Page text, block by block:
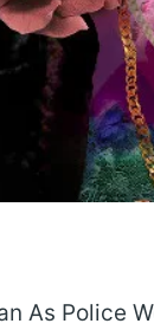
As Police